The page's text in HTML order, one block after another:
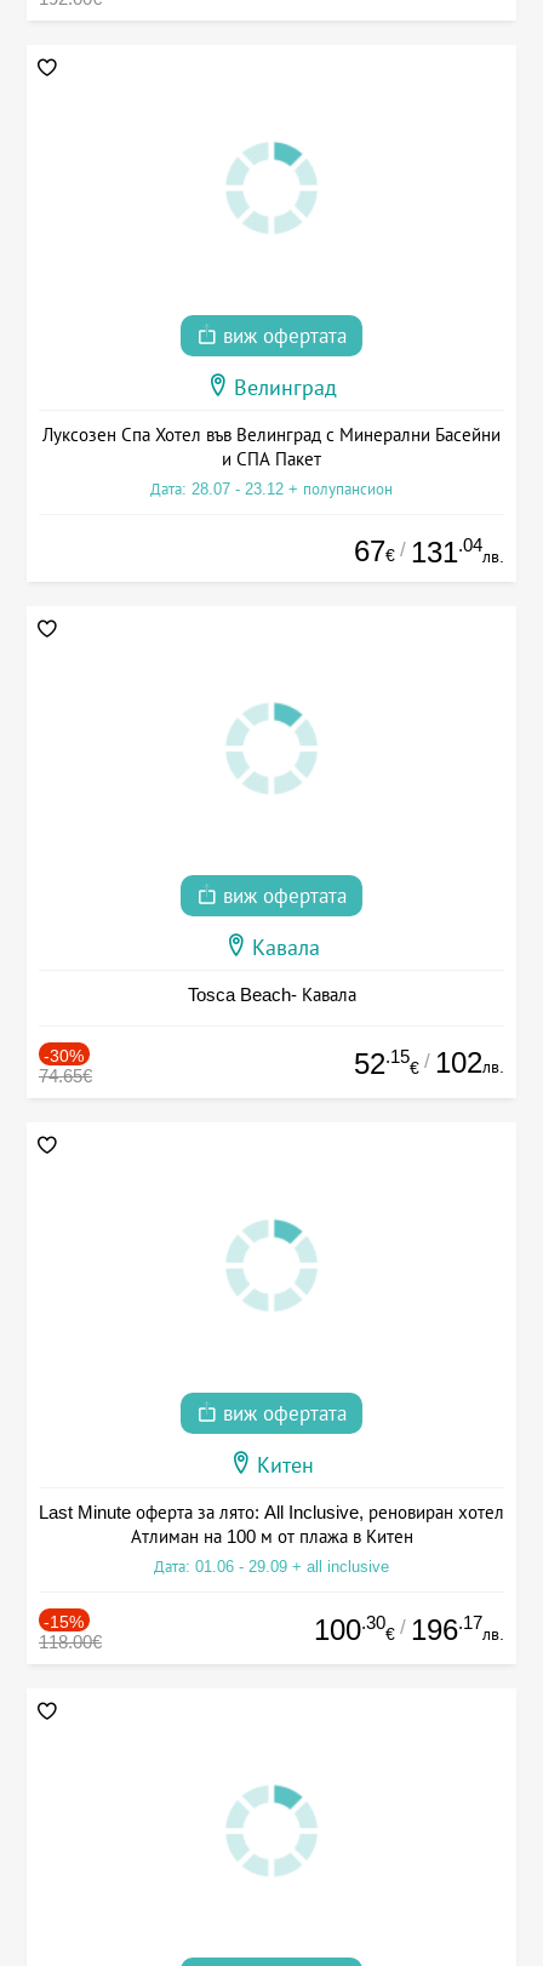
виж офертата
Велинград
Луксозен Спа Хотел във Велинград с Минерални Басейни
и СПА Пакет
Дата: 28.07 - 23.12 + полупансион
67€ / 131.04
лв.
виж офертата
Кавала
Tosca Beach- Кавала
-30%
74.65€ 52.15
€ / 102лв.
виж офертата
Китен
Last Minute оферта за лято: All Inclusive, реновиран хотел
Атлиман на 100 м от плажа в Китен
Дата: 01.06 - 29.09 + all inclusive
-15%
118.00€ 100.30
€ / 196.17
лв.